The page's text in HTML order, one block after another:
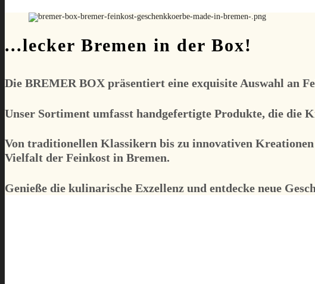
...lecker Bremen in der Box!
Die BREMER BOX präsentiert eine exquisite Auswahl an
Unser Sortiment umfasst handgefertigte Produkte, die
Von traditionellen Klassikern bis zu innovativen
Vielfalt der Feinkost in Bremen.
Genieße die kulinarische Exzellenz und entdecke neue